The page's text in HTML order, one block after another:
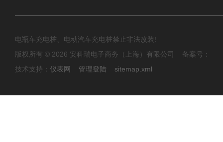
电瓶车充电桩、电动汽车充电桩禁止非法改装!
版权所有 © 2026 安科瑞电子商务（上海）有限公司 备案号：
技术支持： 仪表网 管理登陆 sitemap.xml